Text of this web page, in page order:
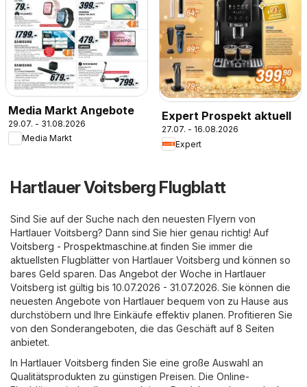
Media Markt Angebote
29.07. - 31.08.2026
Media Markt
Expert Prospekt aktuell
27.07. - 16.08.2026
Expert
Hartlauer Voitsberg Flugblatt
Sind Sie auf der Suche nach den neuesten Flyern von
Hartlauer Voitsberg? Dann sind Sie hier genau richtig! Auf
Voitsberg - Prospektmaschine.at finden Sie immer die
aktuellsten Flugblätter von Hartlauer Voitsberg und können so
bares Geld sparen. Das Angebot der Woche in Hartlauer
Voitsberg ist gültig bis 10.07.2026 - 31.07.2026. Sie können die
neuesten Angebote von Hartlauer bequem von zu Hause aus
durchstöbern und Ihre Einkäufe effektiv planen. Profitieren Sie
von den Sonderangeboten, die das Geschäft auf 8 Seiten
anbietet.
In Hartlauer Voitsberg finden Sie eine große Auswahl an
Qualitätsprodukten zu günstigen Preisen. Die Online-